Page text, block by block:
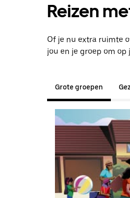
Reizen
Of je nu extra ruimte
jou en je groep om
Grote groepen